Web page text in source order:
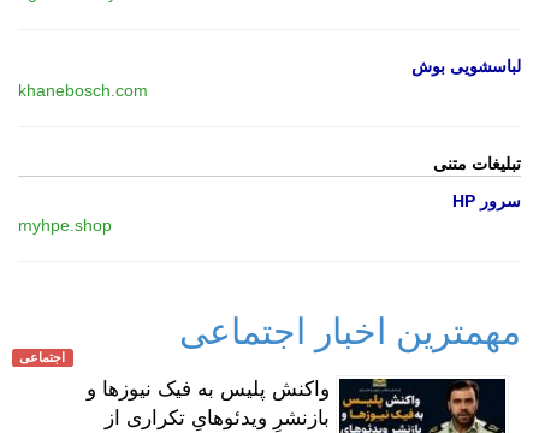
لباسشویی بوش
khanebosch.com
تبلیغات متنی
سرور HP
myhpe.shop
مهمترین اخبار اجتماعی
اجتماعی
واکنش پلیس به فیک نیوز‌ها و
بازنشرِ ویدئوهایِ تکراری از